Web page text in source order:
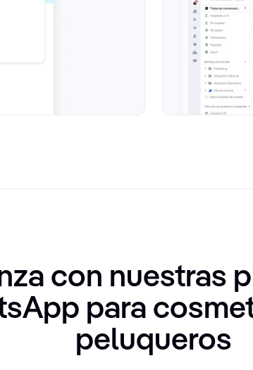
con nuestras
para
peluqueros